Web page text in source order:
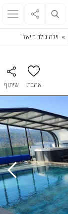
וילה גולד רויאל
אהבתי שיתוף